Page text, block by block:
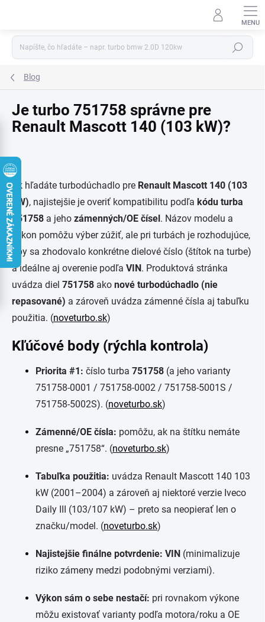
Hľadať
Blog
Je turbo 751758 správne pre
Renault Mascott 140 (103 kW)?
Ak hľadáte turbodúchadlo pre Renault Mascott 140 (103
kW), najistejšie je overiť kompatibilitu podľa kódu turba
751758 a jeho zámenných/OE čísel. Názov modelu a
výkon pomôžu výber zúžiť, ale pri turbách je rozhodujúce,
aby sa zhodovalo konkrétne dielové číslo (štítok na turbe)
a ideálne aj overenie podľa VIN. Produktová stránka
uvádza diel 751758 ako nové turbodúchadlo (nie
repasované) a zároveň uvádza zámenné čísla aj tabuľku
použitia. (noveturbo.sk)
Kľúčové body (rýchla kontrola)
Priorita #1: číslo turba 751758 (a jeho varianty
751758-0001 / 751758-0002 / 751758-5001S /
751758-5002S). (noveturbo.sk)
Zámenné/OE čísla: pomôžu, ak na štítku nemáte
presne „751758“. (noveturbo.sk)
Tabuľka použitia: uvádza Renault Mascott 140 103
kW (2001–2004) a zároveň aj niektoré verzie Iveco
Daily III (103/107 kW) – preto sa neopierať len o
značku/model. (noveturbo.sk)
Najistejšie finálne potvrdenie: VIN (minimalizuje
riziko zámeny medzi podobnými verziami).
Výkon sám o sebe nestačí: pri rovnakom výkone
môžu existovať varianty podľa motora/roku a OE